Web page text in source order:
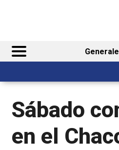
Sábado
en el